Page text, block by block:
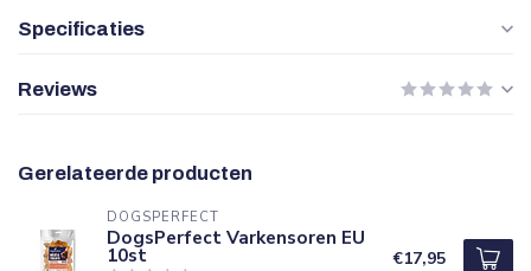
Specificaties
Reviews
Gerelateerde producten
DOGSPERFECT
DogsPerfect Varkensoren EU
10st €17,95